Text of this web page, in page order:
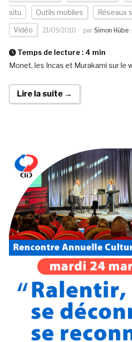
situ Outils mobiles Réseaux
Vidéo 21/09/2010 par Simon Hübe
Temps de lecture : 4 min
Monet, les Incas et Murakami sur le
Lire la suite →